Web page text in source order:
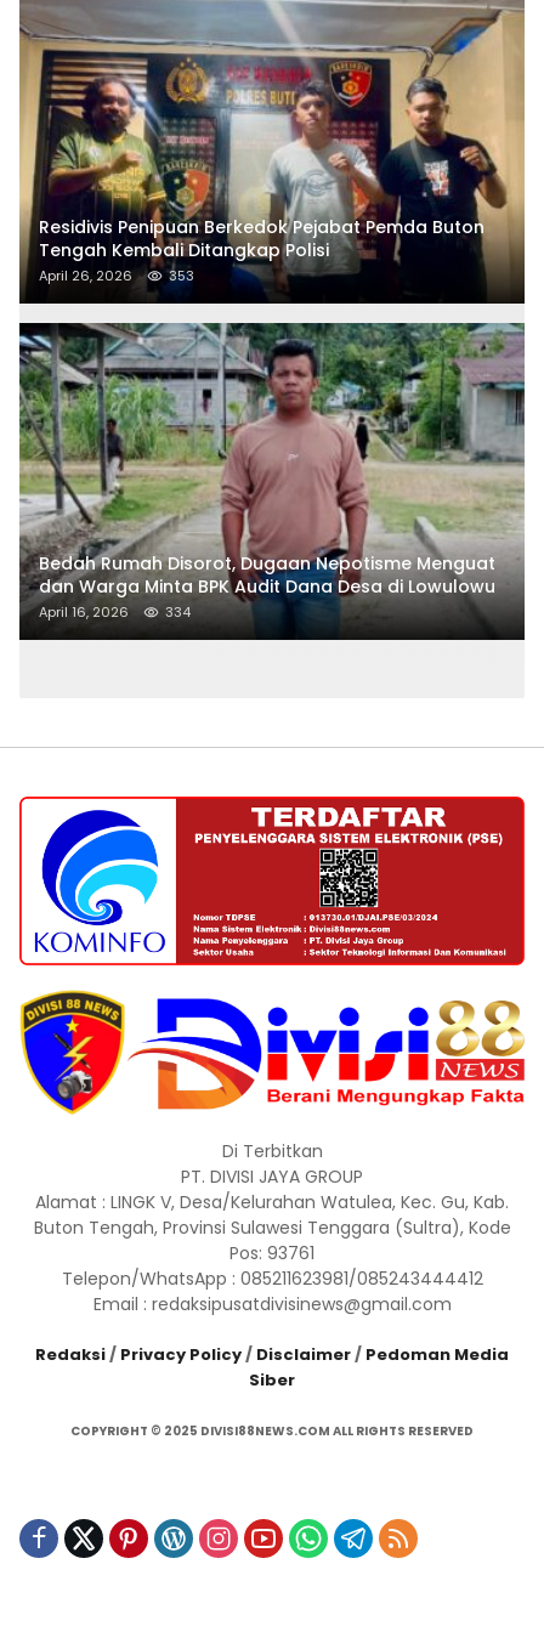
Residivis Penipuan Berkedok Pejabat Pemda Buton
Tengah Kembali Ditangkap Polisi
April 26, 2026 353
Bedah Rumah Disorot, Dugaan Nepotisme Menguat
dan Warga Minta BPK Audit Dana Desa di Lowulowu
April 16, 2026 334
Di Terbitkan
PT. DIVISI JAYA GROUP
Alamat : LINGK V, Desa/Kelurahan Watulea, Kec. Gu, Kab.
Buton Tengah, Provinsi Sulawesi Tenggara (Sultra), Kode
Pos: 93761
Telepon/WhatsApp : 085211623981/085243444412
Email : redaksipusatdivisinews@gmail.com
Redaksi/ Privacy Policy/ Disclaimer/ Pedoman Media
Siber
COPYRIGHT © 2025 DIVISI88NEWS.COM ALL RIGHTS RESERVED